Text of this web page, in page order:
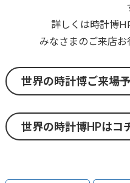
詳しくは時計博
みなさまのご来店お
世界の時計博ご来場
世界の時計博HPはコ